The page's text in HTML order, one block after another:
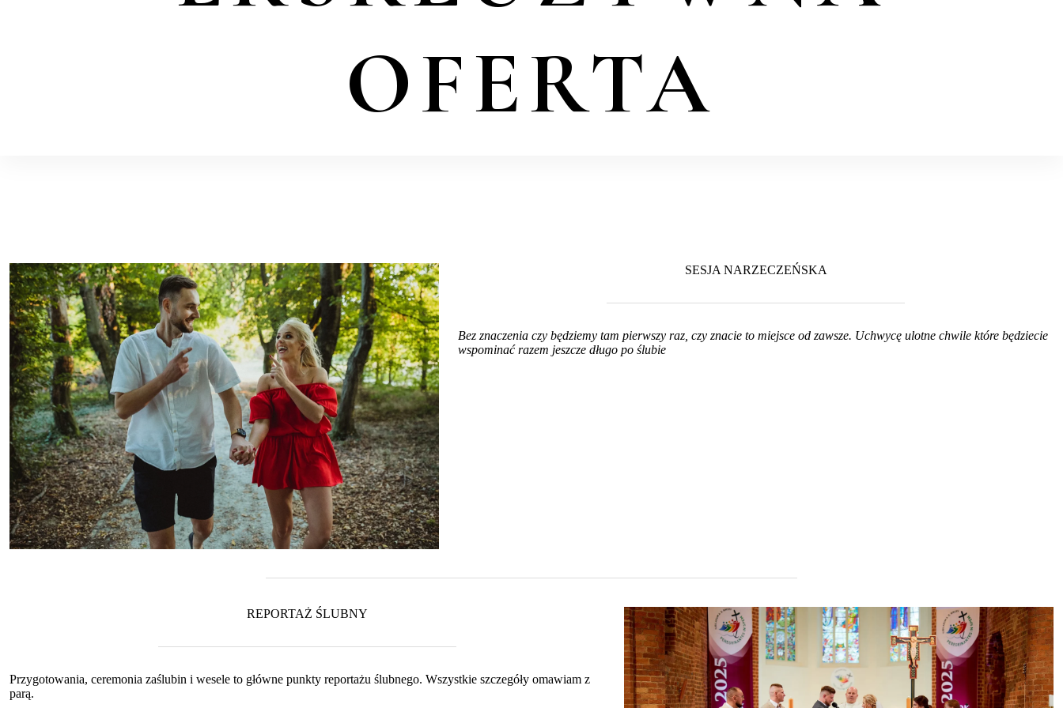
OFERTA
SESJA NARZECZEŃSKA
Bez znaczenia czy będziemy tam pierwszy raz, czy znacie to miejsce od zawsze. Uchwycę ulotne chwile które będziecie
wspominać razem jeszcze długo po ślubie
REPORTAŻ ŚLUBNY
Przygotowania, ceremonia zaślubin i wesele to główne punkty reportażu ślubnego. Wszystkie szczegóły omawiam z
parą.